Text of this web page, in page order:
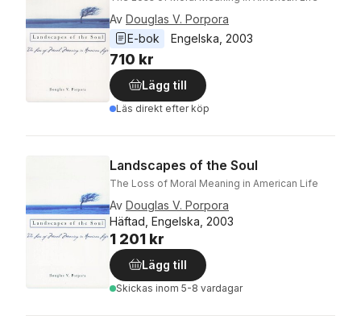
Av Douglas V. Porpora
E-bok
Engelska 2003
710 kr
Lägg till
Läs direkt efter köp
Landscapes of the Soul
The Loss of Moral Meaning in American Life
Av Douglas V. Porpora
Häftad, Engelska, 2003
1 201 kr
Lägg till
Skickas inom 5-8 vardagar